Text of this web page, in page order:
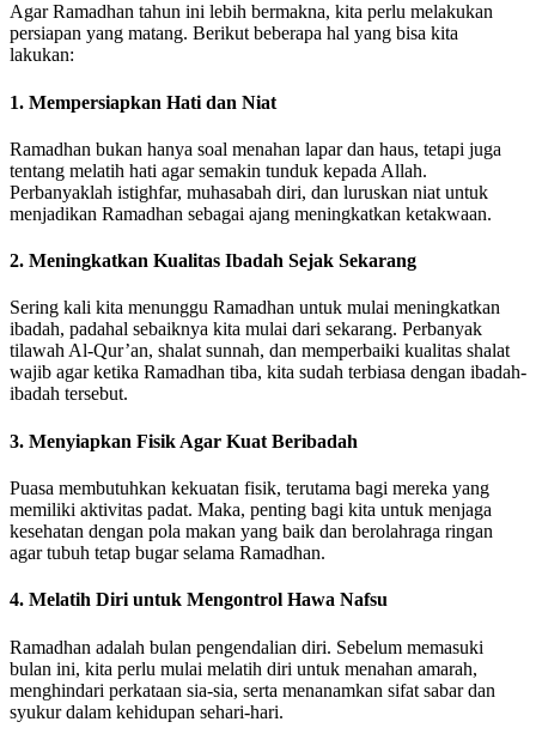
Agar Ramadhan tahun ini lebih bermakna, kita perlu melakukan
persiapan yang matang. Berikut beberapa hal yang bisa kita
lakukan:
1. Mempersiapkan Hati dan Niat
Ramadhan bukan hanya soal menahan lapar dan haus, tetapi juga
tentang melatih hati agar semakin tunduk kepada Allah.
Perbanyaklah istighfar, muhasabah diri, dan luruskan niat untuk
menjadikan Ramadhan sebagai ajang meningkatkan ketakwaan.
2. Meningkatkan Kualitas Ibadah Sejak Sekarang
Sering kali kita menunggu Ramadhan untuk mulai meningkatkan
ibadah, padahal sebaiknya kita mulai dari sekarang. Perbanyak
tilawah Al-Qur’an, shalat sunnah, dan memperbaiki kualitas shalat
wajib agar ketika Ramadhan tiba, kita sudah terbiasa dengan ibadah-
ibadah tersebut.
3. Menyiapkan Fisik Agar Kuat Beribadah
Puasa membutuhkan kekuatan fisik, terutama bagi mereka yang
memiliki aktivitas padat. Maka, penting bagi kita untuk menjaga
kesehatan dengan pola makan yang baik dan berolahraga ringan
agar tubuh tetap bugar selama Ramadhan.
4. Melatih Diri untuk Mengontrol Hawa Nafsu
Ramadhan adalah bulan pengendalian diri. Sebelum memasuki
bulan ini, kita perlu mulai melatih diri untuk menahan amarah,
menghindari perkataan sia-sia, serta menanamkan sifat sabar dan
syukur dalam kehidupan sehari-hari.